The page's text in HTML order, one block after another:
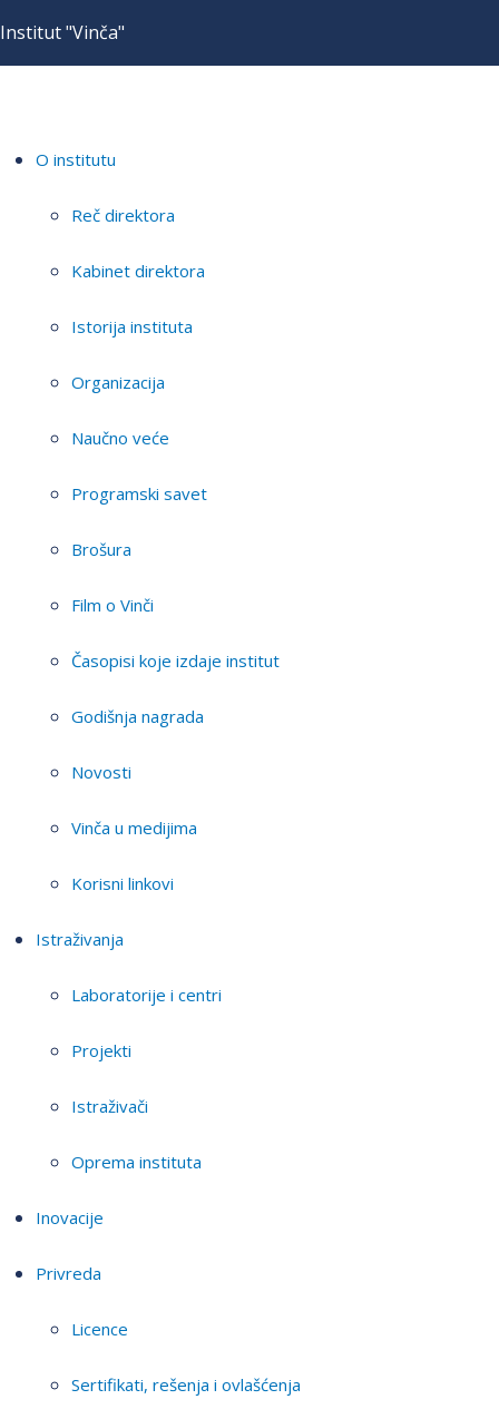
Institut "Vinča"
O institutu
Reč direktora
Kabinet direktora
Istorija instituta
Organizacija
Naučno veće
Programski savet
Brošura
Film o Vinči
Časopisi koje izdaje institut
Godišnja nagrada
Novosti
Vinča u medijima
Korisni linkovi
Istraživanja
Laboratorije i centri
Projekti
Istraživači
Oprema instituta
Inovacije
Privreda
Licence
Sertifikati, rešenja i ovlašćenja